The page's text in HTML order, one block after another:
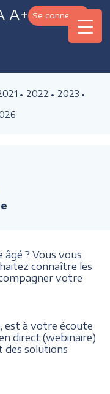
A+ Se connecter
2022
2023
? Vous vous
connaître les
votre
est à votre écoute
direct (webinaire)
des solutions